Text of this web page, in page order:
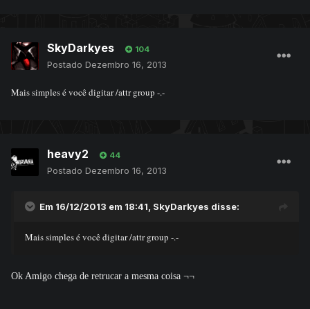
SkyDarkyes 104
Postado Dezembro 16, 2013
Mais simples é você digitar /attr group -.-
heavy2 44
Postado Dezembro 16, 2013
Em 16/12/2013 em 18:41, SkyDarkyes disse:
Mais simples é você digitar /attr group -.-
Ok Amigo chega de retrucar a mesma coisa ¬¬